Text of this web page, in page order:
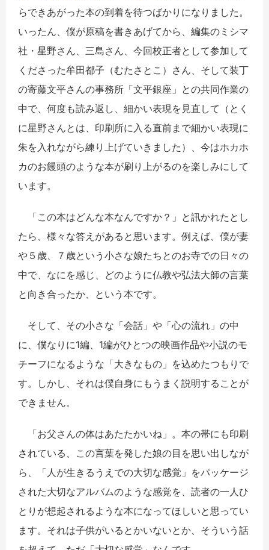
らできあがった本の到着を待つばかりになりました。
いったん、僕が原稿を書きあげてから、編集のミシマ
社・星野さん、三島さん、今回校正者として参加して
くださった牟田都子（むたさとこ）さん、そして装丁
の寄藤文平さんの事務所「文平銀座」との共同作業の
中で、何度も読み返し、細かい表現を見直して（とく
に星野さんとは、印刷所に入る直前まで細かい表現に
朱を入れながら練り上げていきました）、今はホカホ
カのお饅頭のような本が刷り上がるのを楽しみにして
います。
「この本はどんな本なんですか？」と訊かれたとし
たら、様々な答えがあると思います。例えば、僕が妻
や５歳、７歳という小さな娘たちとのお寺での日々の
中で、なにを感じ、どのように仏教や弘法大師の言葉
と向き合ったか、という本です。
そして、その小さな「会話」や「心の流れ」の中
に、僕なりに1編、1編がひとつの映画作品や小説のモ
チーフになるような「大きなもの」を込めたつもりで
す。しかし、それは僕自身にもうまく説明することが
できません。
「お父さんの体はあたたかいね」。本の帯にも印刷
されている、この言葉を発した娘の目を思い出しなが
ら、「人が生きるうえでの大切な感覚」をパッケージ
された大切なアルバムのような感覚を、読者の一人ひ
とりが想起されるような本になってほしいと思ってい
ます。それは子供がいるとかいないとか、そういう話